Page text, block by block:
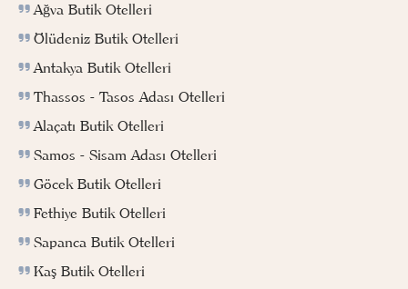
Ağva Butik Otelleri
Ölüdeniz Butik Otelleri
Antakya Butik Otelleri
Thassos - Tasos Adası Otelleri
Alaçatı Butik Otelleri
Samos - Sisam Adası Otelleri
Göcek Butik Otelleri
Fethiye Butik Otelleri
Sapanca Butik Otelleri
Kaş Butik Otelleri